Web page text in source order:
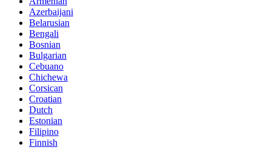
Azerbaijani
Belarusian
Bengali
Bosnian
Bulgarian
Cebuano
Chichewa
Corsican
Croatian
Dutch
Estonian
Filipino
Finnish